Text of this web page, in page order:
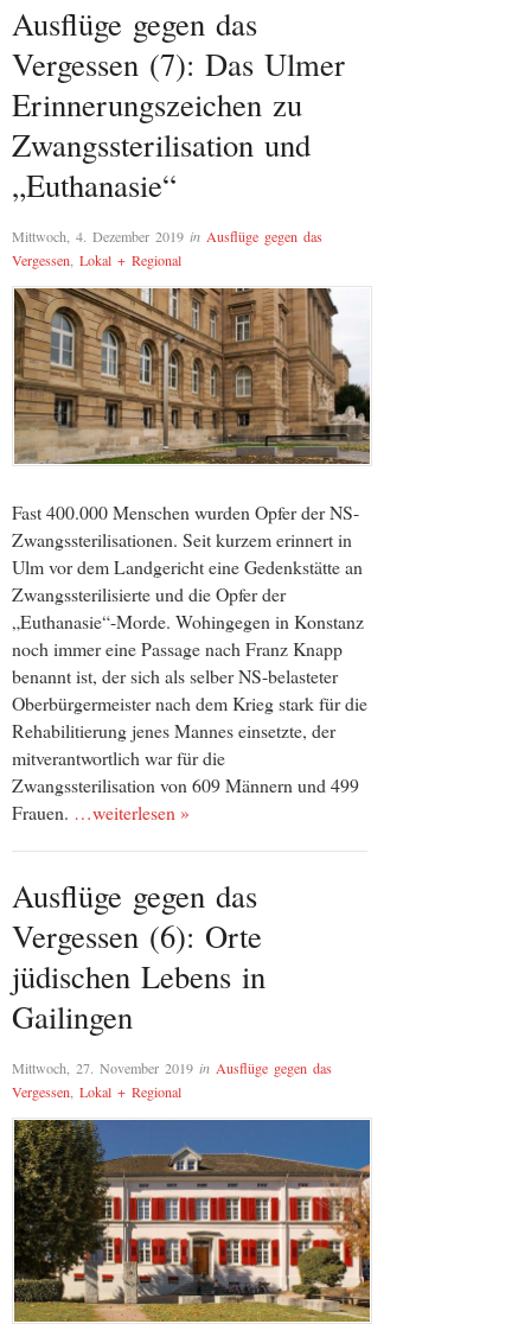
Ausflüge gegen das
Vergessen (7): Das Ulmer
Erinnerungszeichen zu
Zwangssterilisation und
„Euthanasie“
Mittwoch, 4. Dezember 2019 in Ausflüge gegen das
Vergessen Lokal + Regional
Fast 400.000 Menschen wurden Opfer der NS-
Zwangssterilisationen. Seit kurzem erinnert in
Ulm vor dem Landgericht eine Gedenkstätte an
Zwangssterilisierte und die Opfer der
„Euthanasie“-Morde. Wohingegen in Konstanz
noch immer eine Passage nach Franz Knapp
benannt ist, der sich als selber NS-belasteter
Oberbürgermeister nach dem Krieg stark für die
Rehabilitierung jenes Mannes einsetzte, der
mitverantwortlich war für die
Zwangssterilisation von 609 Männern und 499
Frauen. …weiterlesen »
Ausflüge gegen das
Vergessen (6): Orte
jüdischen Lebens in
Gailingen
Mittwoch, 27. November 2019 in Ausflüge gegen das
Vergessen, Lokal + Regional